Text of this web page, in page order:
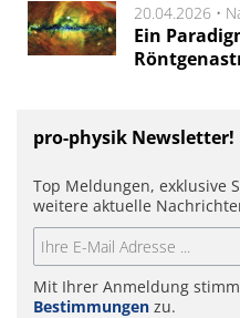
20.04.2026 •
Ein
pro-physik Newsletter!
Top Meldungen, exklusive
weitere aktuelle
Mit Ihrer Anmeldung
Bestimmungen zu.